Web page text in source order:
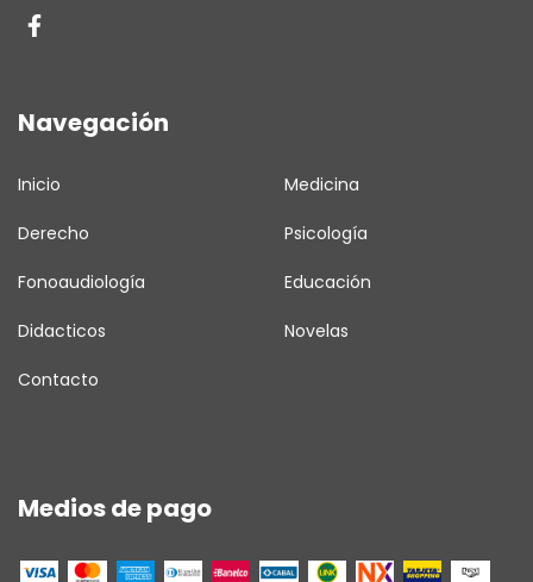
Navegación
Inicio Medicina
Derecho Psicología
Fonoaudiología Educación
Didacticos Novelas
Contacto
Medios de pago